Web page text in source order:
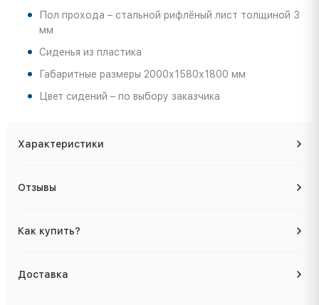
Пол прохода – стальной рифлёный лист толщиной 3
мм
Сиденья из пластика
Габаритные размеры 2000х1580х1800 мм
Цвет сидений – по выбору заказчика
Характеристики
Отзывы
Как купить?
Доставка